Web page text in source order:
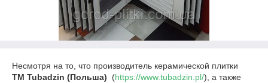
Несмотря на то, что производитель керамической плитки
ТМ Tubadzin (Польша)
(https://www.tubadzin.pl/), а также